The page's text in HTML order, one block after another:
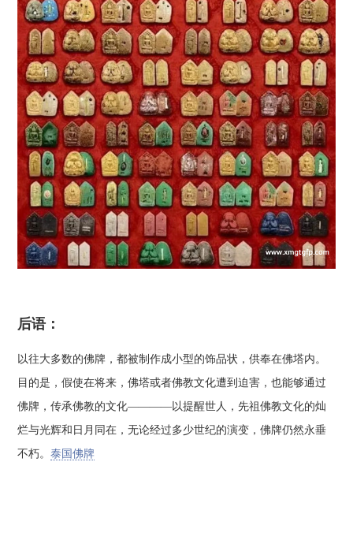
后语：
以往大多数的佛牌，都被制作成小型的饰品状，供奉在佛塔内。
目的是，假使在将来，佛塔或者佛教文化遭到迫害，也能够通过
佛牌，传承佛教的文化————以提醒世人，先祖佛教文化的灿
烂与光辉和日月同在，无论经过多少世纪的演变，佛牌仍然永垂
不朽。泰国佛牌